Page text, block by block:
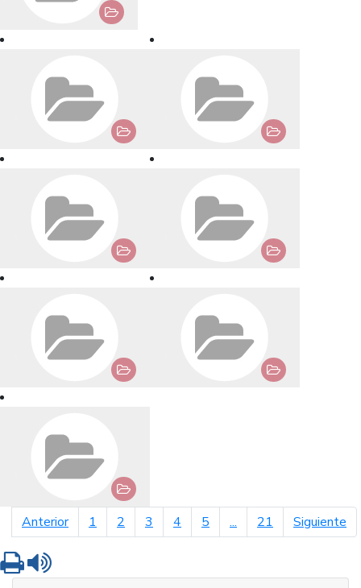
Anteriorpágina anterior
1 2 3 4 5 ... 21 Siguiente
Imprimir